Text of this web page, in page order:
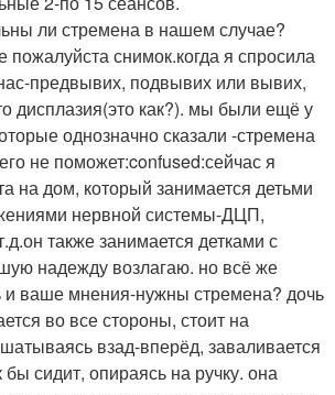
ли стремена в нашем случае?
пожалуйста снимок.когда я спросила
предвывих, подвывих или вывих,
дисплазия(это как?). мы были ещё у
однозначно сказали -стремена
не поможет:confused:сейчас я
на дом, который занимается детьми
нервной системы-ДЦП,
также занимается детками с
надежду возлагаю. но всё же
и ваше мнения-нужны стремена? дочь
во все стороны, стоит на
взад-вперёд, заваливается
бы сидит, опираясь на ручку. она